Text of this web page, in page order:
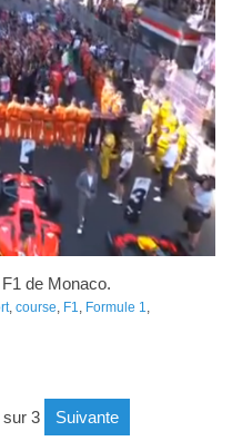
de Monaco.
, course, F1, Formule 1,
sur 3 suivante